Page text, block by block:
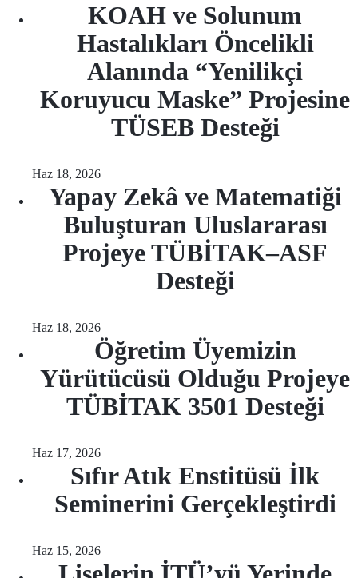
KOAH ve Solunum
Hastalıkları Öncelikli
Alanında “Yenilikçi
Koruyucu Maske” Projesine
TÜSEB Desteği
Haz 18, 2026
Yapay Zekâ ve Matematiği
Buluşturan Uluslararası
Projeye TÜBİTAK–ASF
Desteği
Haz 18, 2026
Öğretim Üyemizin
Yürütücüsü Olduğu Projeye
TÜBİTAK 3501 Desteği
Haz 17, 2026
Sıfır Atık Enstitüsü İlk
Seminerini Gerçekleştirdi
Haz 15, 2026